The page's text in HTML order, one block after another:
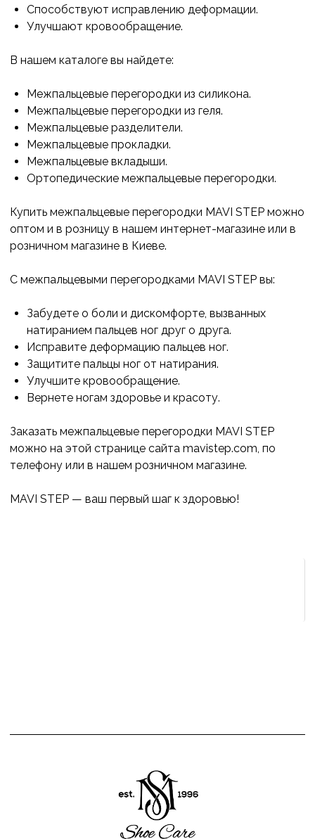
Способствуют исправлению деформации.
Улучшают кровообращение.
В нашем каталоге вы найдете:
Межпальцевые перегородки из силикона.
Межпальцевые перегородки из геля.
Межпальцевые разделители.
Межпальцевые прокладки.
Межпальцевые вкладыши.
Ортопедические межпальцевые перегородки.
Купить межпальцевые перегородки MAVI STEP можно
оптом и в розницу в нашем интернет-магазине или в
розничном магазине в Киеве.
С межпальцевыми перегородками MAVI STEP вы:
Забудете о боли и дискомфорте, вызванных
натиранием пальцев ног друг о друга.
Исправите деформацию пальцев ног.
Защитите пальцы ног от натирания.
Улучшите кровообращение.
Вернете ногам здоровье и красоту.
Заказать межпальцевые перегородки MAVI STEP
можно на этой странице сайта mavistep.com, по
телефону или в нашем розничном магазине.
MAVI STEP — ваш первый шаг к здоровью!